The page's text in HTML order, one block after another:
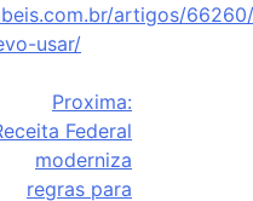
artigos/
usar/
Proxima:
Federal
moderniza
regras para